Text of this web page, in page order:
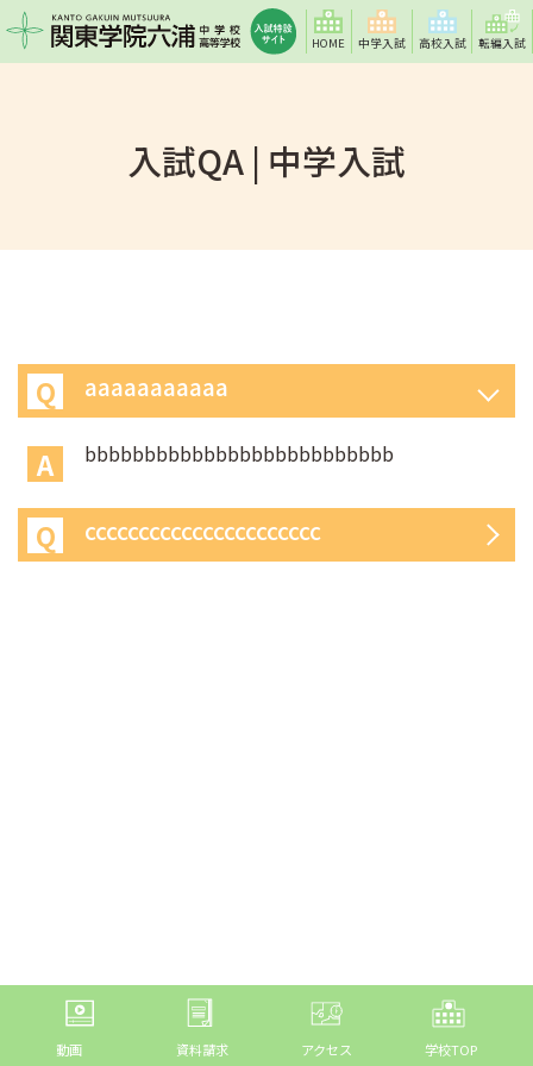
HOME 中学入試 高校入試 転編入試
入試QA | 中学入試
aaaaaaaaaaa
bbbbbbbbbbbbbbbbbbbbbbbbbb
cccccccccccccccccccccc
動画 資料請求 アクセス 学校TOP